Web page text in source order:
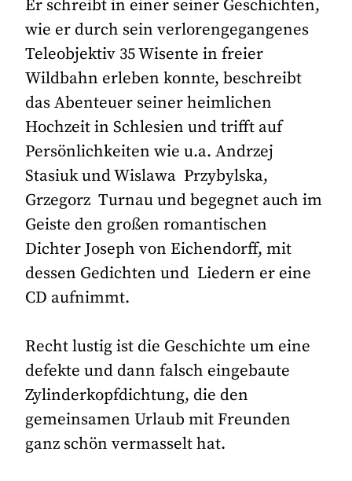
Er schreibt in einer seiner Geschichten,
wie er durch sein verlorengegangenes
Teleobjektiv 35 Wisente in freier
Wildbahn erleben konnte, beschreibt
das Abenteuer seiner heimlichen
Hochzeit in Schlesien und trifft auf
Persönlichkeiten wie u.a. Andrzej
Stasiuk und Wislawa Przybylska,
Grzegorz Turnau und begegnet auch im
Geiste den großen romantischen
Dichter Joseph von Eichendorff, mit
dessen Gedichten und Liedern er eine
CD aufnimmt.
Recht lustig ist die Geschichte um eine
defekte und dann falsch eingebaute
Zylinderkopfdichtung, die den
gemeinsamen Urlaub mit Freunden
ganz schön vermasselt hat.